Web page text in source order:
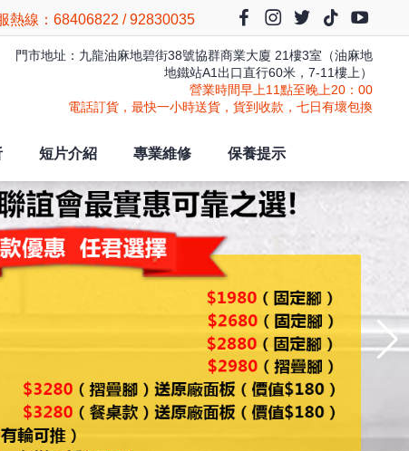
熱線：68406822 / 92830035
門市地址：九龍油麻地碧街38號協群商業大廈 21樓3室（油麻地
地鐵站A1出口直行60米，7-11樓上）
營業時間早上11點至晚上20：00
電話訂貨，最快一小時送貨，貨到收款，七日有壞包換
短片介紹 專業維修 保養提示